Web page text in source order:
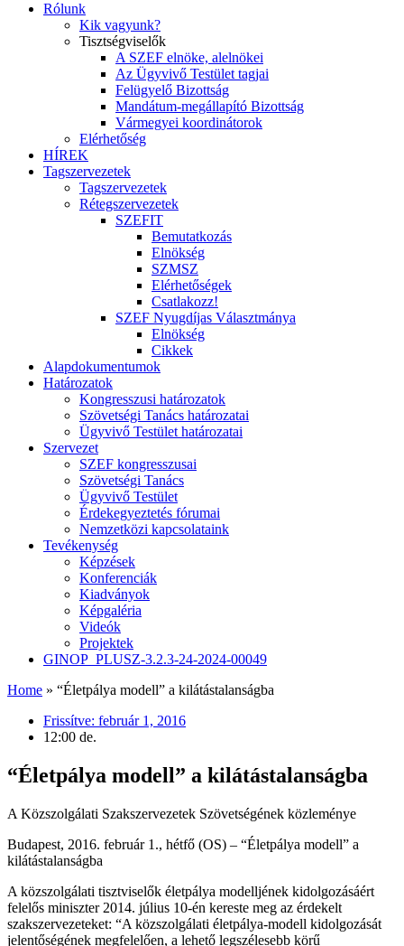
Rólunk
Kik vagyunk?
Tisztségviselők
A SZEF elnöke, alelnökei
Az Ügyvivő Testület tagjai
Felügyelő Bizottság
Mandátum-megállapító Bizottság
Vármegyei koordinátorok
Elérhetőség
HÍREK
Tagszervezetek
Tagszervezetek
Rétegszervezetek
SZEFIT
Bemutatkozás
Elnökség
SZMSZ
Elérhetőségek
Csatlakozz!
SZEF Nyugdíjas Választmánya
Elnökség
Cikkek
Alapdokumentumok
Határozatok
Kongresszusi határozatok
Szövetségi Tanács határozatai
Ügyvivő Testület határozatai
Szervezet
SZEF kongresszusai
Szövetségi Tanács
Ügyvivő Testület
Érdekegyeztetés fórumai
Nemzetközi kapcsolataink
Tevékenység
Képzések
Konferenciák
Kiadványok
Képgaléria
Videók
Projektek
GINOP_PLUSZ-3.2.3-24-2024-00049
Home » “Életpálya modell” a kilátástalanságba
Frissítve: február 1, 2016
12:00 de.
“Életpálya modell” a kilátástalanságba
A Közszolgálati Szakszervezetek Szövetségének közleménye
Budapest, 2016. február 1., hétfő (OS) – “Életpálya modell” a
kilátástalanságba
A közszolgálati tisztviselők életpálya modelljének kidolgozásáért
felelős miniszter 2014. július 10-én kereste meg az érdekelt
szakszervezeteket: “A közszolgálati életpálya-modell kidolgozását
jelentőségének megfelelően, a lehető legszélesebb körű